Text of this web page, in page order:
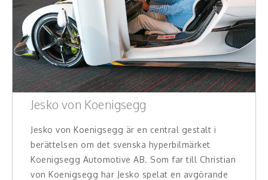
Jesko von Koenigsegg
Jesko von Koenigsegg är en central gestalt i
berättelsen om det svenska hyperbilmärket
Koenigsegg Automotive AB. Som far till Christian
von Koenigsegg har Jesko spelat en avgörande